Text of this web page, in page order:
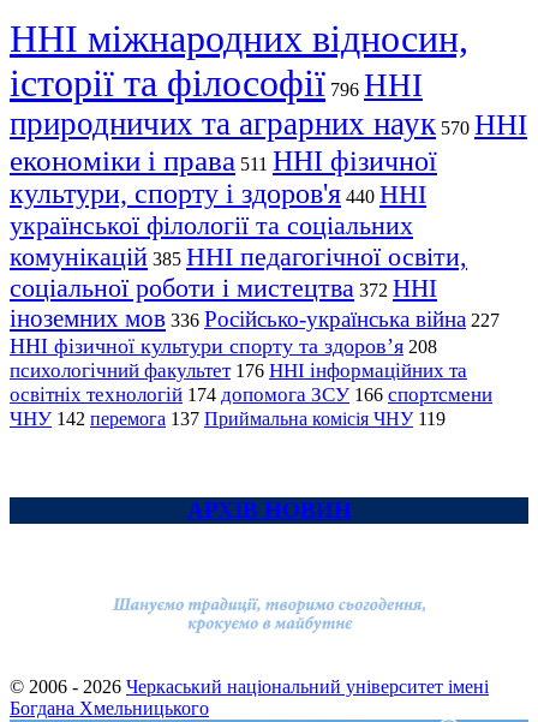
ННІ міжнародних відносин,
історії та філософії 796 ННІ
природничих та аграрних наук 570 ННІ
економіки і права 511 ННІ фізичної
культури, спорту і здоров'я 440 ННІ
української філології та соціальних
комунікацій 385 ННІ педагогічної освіти,
соціальної роботи і мистецтва 372 ННІ
іноземних мов 336 Російсько-українська війна 227
ННІ фізичної культури спорту та здоров’я 208
психологічний факультет 176 ННІ інформаційних та
освітніх технологій 174 допомога ЗСУ 166 спортсмени
ЧНУ 142 перемога 137 Приймальна комісія ЧНУ 119
АРХІВ НОВИН
© 2006 - 2026 Черкаський національний університет імені
Богдана Хмельницького